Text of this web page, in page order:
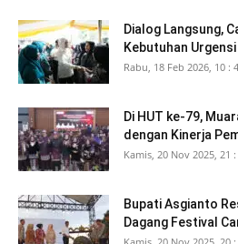
Dialog Langsung,
Kebutuhan
Rabu, 18 Feb 2026, 10 :
Di HUT ke-79,
dengan Kinerja
Kamis, 20 Nov 2025, 21
Bupati Asgianto
Dagang Festival
Kamis, 20 Nov 2025, 20